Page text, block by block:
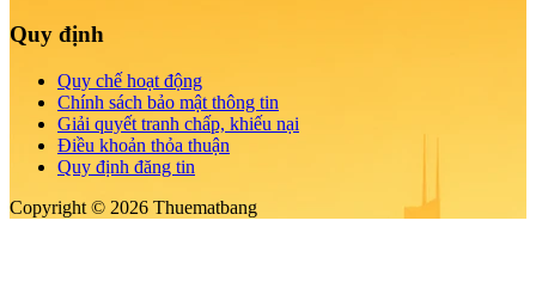
Quy định
Quy chế hoạt động
Chính sách bảo mật thông tin
Giải quyết tranh chấp, khiếu nại
Điều khoản thỏa thuận
Quy định đăng tin
Copyright © 2026 Thuematbang